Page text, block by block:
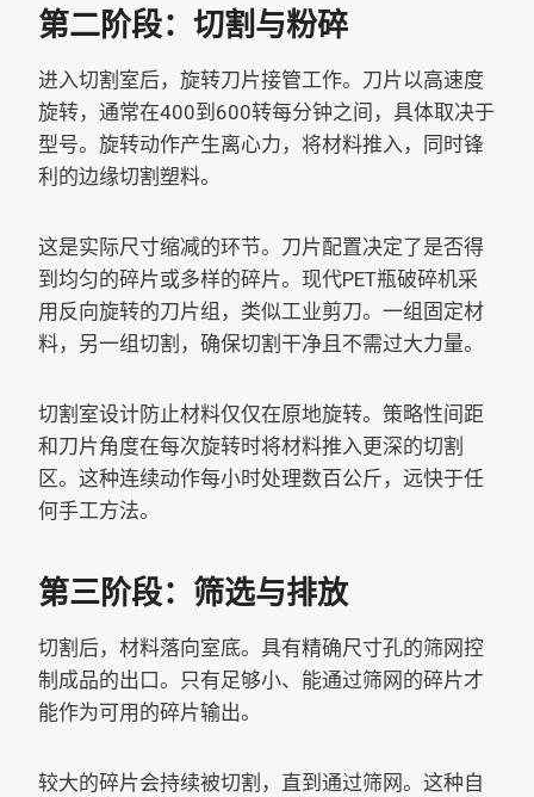
第二阶段：切割与粉碎
进入切割室后，旋转刀片接管工作。刀片以高速度
旋转，通常在400到600转每分钟之间，具体取决于
型号。旋转动作产生离心力，将材料推入，同时锋
利的边缘切割塑料。
这是实际尺寸缩减的环节。刀片配置决定了是否得
到均匀的碎片或多样的碎片。现代PET瓶破碎机采
用反向旋转的刀片组，类似工业剪刀。一组固定材
料，另一组切割，确保切割干净且不需过大力量。
切割室设计防止材料仅仅在原地旋转。策略性间距
和刀片角度在每次旋转时将材料推入更深的切割
区。这种连续动作每小时处理数百公斤，远快于任
何手工方法。
第三阶段：筛选与排放
切割后，材料落向室底。具有精确尺寸孔的筛网控
制成品的出口。只有足够小、能通过筛网的碎片才
能作为可用的碎片输出。
较大的碎片会持续被切割，直到通过筛网。这种自